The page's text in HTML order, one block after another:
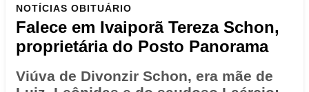
NOTÍCIAS OBITUÁRIO
Falece em Ivaiporã Tereza Schon,
proprietária do Posto Panorama
Viúva de Divonzir Schon, era mãe de